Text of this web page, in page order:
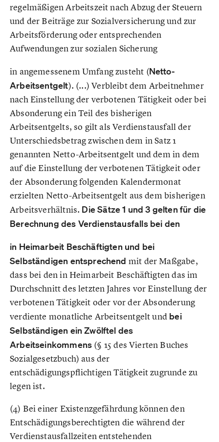
regelmäßigen Arbeitszeit nach Abzug der Steuern
und der Beiträge zur Sozialversicherung und zur
Arbeitsförderung oder entsprechenden
Aufwendungen zur sozialen Sicherung
in angemessenem Umfang zusteht (Netto-
Arbeitsentgelt). (...) Verbleibt dem Arbeitnehmer
nach Einstellung der verbotenen Tätigkeit oder bei
Absonderung ein Teil des bisherigen
Arbeitsentgelts, so gilt als Verdienstausfall der
Unterschiedsbetrag zwischen dem in Satz 1
genannten Netto-Arbeitsentgelt und dem in dem
auf die Einstellung der verbotenen Tätigkeit oder
der Absonderung folgenden Kalendermonat
erzielten Netto-Arbeitsentgelt aus dem bisherigen
Arbeitsverhältnis. Die Sätze 1 und 3 gelten für die
Berechnung des Verdienstausfalls bei den
in Heimarbeit Beschäftigten und bei
Selbständigen entsprechend mit der Maßgabe,
dass bei den in Heimarbeit Beschäftigten das im
Durchschnitt des letzten Jahres vor Einstellung der
verbotenen Tätigkeit oder vor der Absonderung
verdiente monatliche Arbeitsentgelt und bei
Selbständigen ein Zwölftel des
Arbeitseinkommens (§ 15 des Vierten Buches
Sozialgesetzbuch) aus der
entschädigungspflichtigen Tätigkeit zugrunde zu
legen ist.
(4) Bei einer Existenzgefährdung können den
Entschädigungsberechtigten die während der
Verdienstausfallzeiten entstehenden